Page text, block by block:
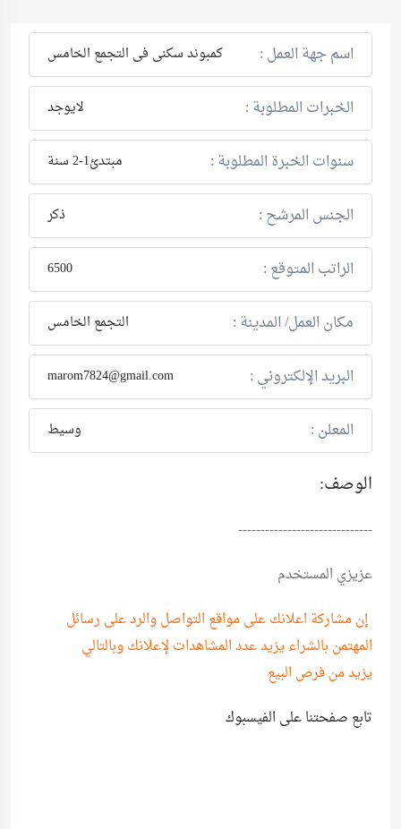
اسم جهة العمل : كمبوند سكنى فى التجمع الخامس
الخبرات المطلوبة : لايوجد
سنوات الخبرة المطلوبة : مبتدئ1-2 سنة
الجنس المرشح : ذكر
الراتب المتوقع : 6500
مكان العمل/ المدينة : التجمع الخامس
البريد الإلكتروني : marom7824@gmail.com
المعلن : وسيط
الوصف:
------------------------------
عزيزي المستخدم
إن مشاركة اعلانك على مواقع التواصل والرد على رسائل
المهتمن بالشراء يزيد عدد المشاهدات لإعلانك وبالتالي
يزيد من فرص البيع
تابع صفحتنا على الفيسبوك